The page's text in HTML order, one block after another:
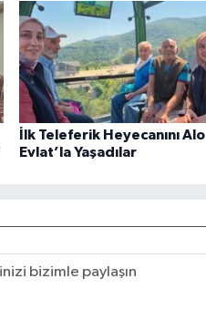
İlk Teleferik Heyecanını Alo
Evlat’la Yaşadılar